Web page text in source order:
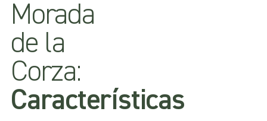
Morada
de la
Corza:
Características